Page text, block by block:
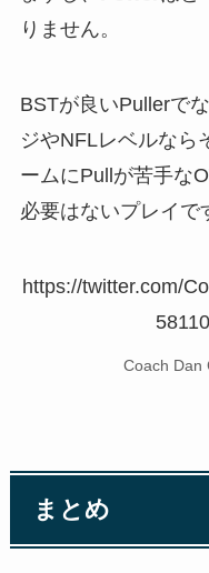
りません。
BSTが良いPullerで
ジやNFLレベルなら
ームにPullが苦手な
必要はないプレイで
https://twitter.com/
Coach Dan
まとめ